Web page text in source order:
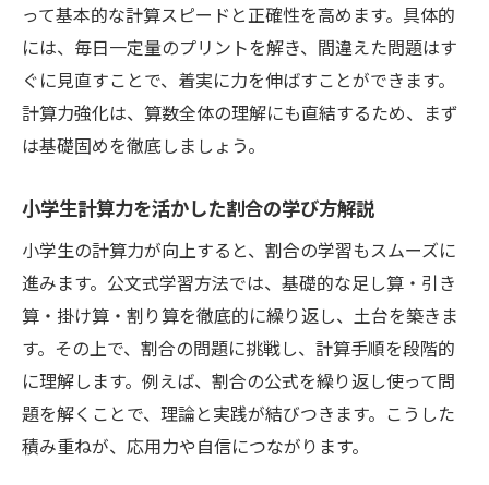
って基本的な計算スピードと正確性を高めます。具体的
には、毎日一定量のプリントを解き、間違えた問題はす
ぐに見直すことで、着実に力を伸ばすことができます。
計算力強化は、算数全体の理解にも直結するため、まず
は基礎固めを徹底しましょう。
小学生計算力を活かした割合の学び方解説
小学生の計算力が向上すると、割合の学習もスムーズに
進みます。公文式学習方法では、基礎的な足し算・引き
算・掛け算・割り算を徹底的に繰り返し、土台を築きま
す。その上で、割合の問題に挑戦し、計算手順を段階的
に理解します。例えば、割合の公式を繰り返し使って問
題を解くことで、理論と実践が結びつきます。こうした
積み重ねが、応用力や自信につながります。